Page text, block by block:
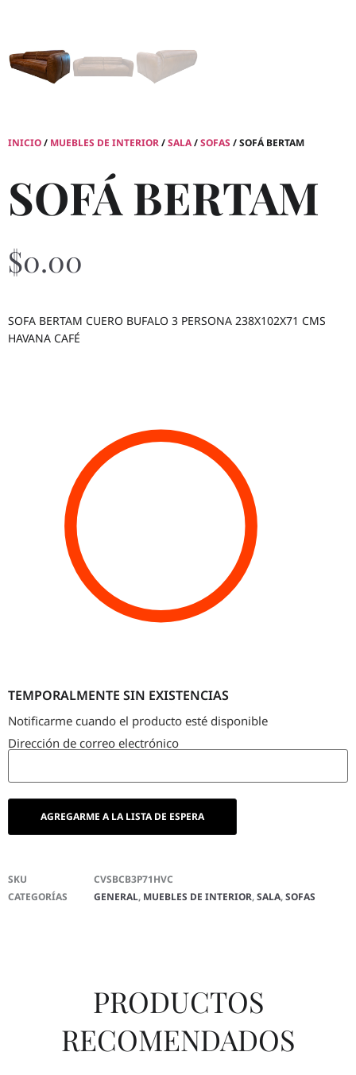
INICIO/ MUEBLES DE INTERIOR/SALA/SOFAS / SOFÁ BERTAM
SOFÁ BERTAM
$0.00
SOFA BERTAM CUERO BUFALO 3 PERSONA 238X102X71 CMS
HAVANA CAFÉ
TEMPORALMENTE SIN EXISTENCIAS
Notificarme cuando el producto esté disponible
Dirección de correo electrónico
SKU
CVSBCB3P71HVC
CATEGORÍAS
GENERAL, MUEBLES DE INTERIOR,SALA,SOFAS
PRODUCTOS
RECOMENDADOS